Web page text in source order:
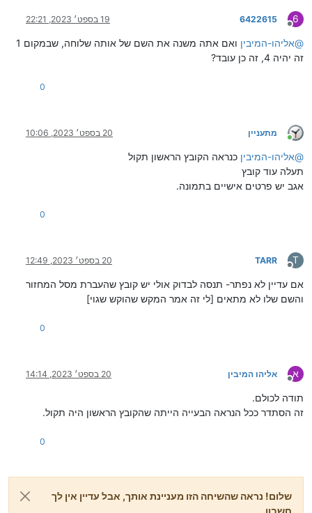
6
מנותק
6422615 19 בספט׳ 2023, 22:21
@אליהו-המיבין
ואם אתה משנה את השם של אותה שלוחה, שבמקום 1
זה יהיה 4, זה כן עובד?
0
מחובר
מתעניין 20 בספט׳ 2023, 10:06
@אליהו-המיבין כנראה הקובץ הראשון תקול
תעלה עוד קובץ
אגב יש פרטים אישיים בתמונה.
0
T
מנותק
TARR 20 בספט׳ 2023, 12:49
אם עדיין לא נפתר- תנסה לבדוק אולי יש קובץ שהעברת מסל המחזור
והשם שלו לא מתאים [לי זה אמר המקש שהוקש שגוי]
0
א
מנותק
אליהו המיבין 20 בספט׳ 2023, 14:14
תודה לכולם.
זה הסתדר ככל הנראה הבעייה הייתה שהקובץ הראשון היה תקול.
0
שלום! נראה שהשיחה הזו מעניינת אותך, אבל עדיין אין לך
חשבון.